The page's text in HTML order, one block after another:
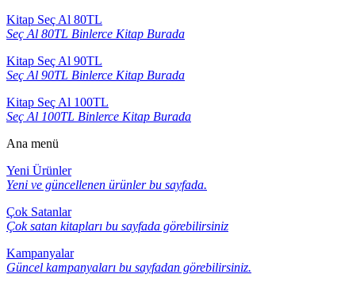
Kitap Seç Al 80TL
Seç Al 80TL Binlerce Kitap Burada
Kitap Seç Al 90TL
Seç Al 90TL Binlerce Kitap Burada
Kitap Seç Al 100TL
Seç Al 100TL Binlerce Kitap Burada
Ana menü
Yeni Ürünler
Yeni ve güncellenen ürünler bu sayfada.
Çok Satanlar
Çok satan kitapları bu sayfada görebilirsiniz
Kampanyalar
Güncel kampanyaları bu sayfadan görebilirsiniz.